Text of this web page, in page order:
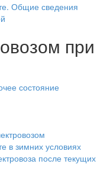
Общие сведения
при
состояние
в зимних условиях
после текущих